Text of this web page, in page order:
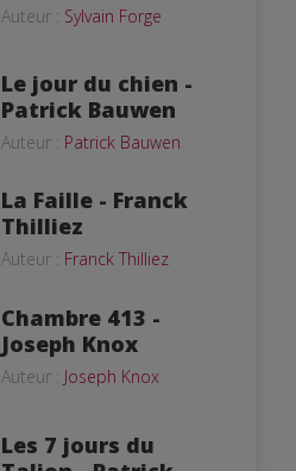
Auteur : Sylvain Forge
Le jour du chien -
Patrick Bauwen
Auteur : Patrick Bauwen
La Faille - Franck
Thilliez
Auteur : Franck Thilliez
Chambre 413 -
Joseph Knox
Auteur : Joseph Knox
Les 7 jours du